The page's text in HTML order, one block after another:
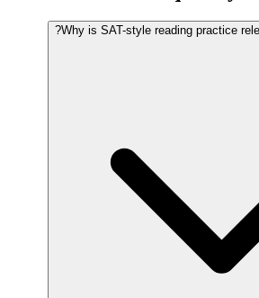
Why is SAT-style reading practice